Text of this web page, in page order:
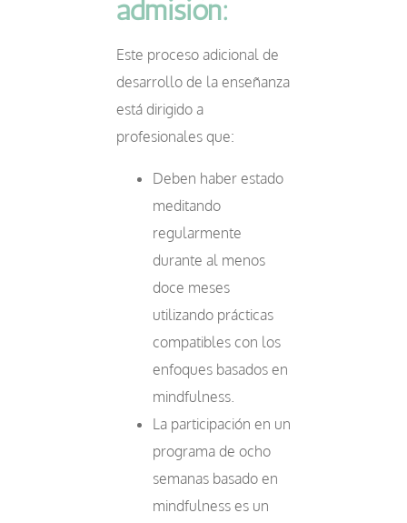
admisión:
Este proceso adicional de
desarrollo de la enseñanza
está dirigido a
profesionales que:
Deben haber estado
meditando
regularmente
durante al menos
doce meses
utilizando prácticas
compatibles con los
enfoques basados en
mindfulness.
La participación en un
programa de ocho
semanas basado en
mindfulness es un